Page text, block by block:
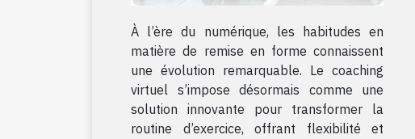
routine d’exercice ?
À l’ère du numérique, les habitudes en
matière de remise en forme connaissent
une évolution remarquable. Le coaching
virtuel s’impose désormais comme une
solution innovante pour transformer la
routine d’exercice, offrant flexibilité et